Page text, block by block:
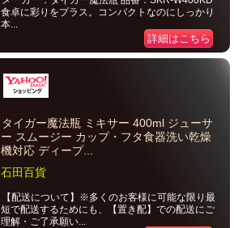
食卓に彩りをプラス。コンパクトなのにしっかり
本...
詳細はこちら
タイガー魔法瓶 ミキサー 400ml ジューサ
ー スムージー カップ・フタ食器洗い乾燥
機対応 ディープ...
石田百貨
【配送について】※多くのお客様に可能な限り最
短で配送するためにも、【置き配】での配送にご
理解・ご了承願い...